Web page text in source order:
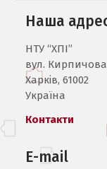
Наша
НТУ “ХПІ”
вул.
Харків, 61002
Україна
Контакти
E-mail